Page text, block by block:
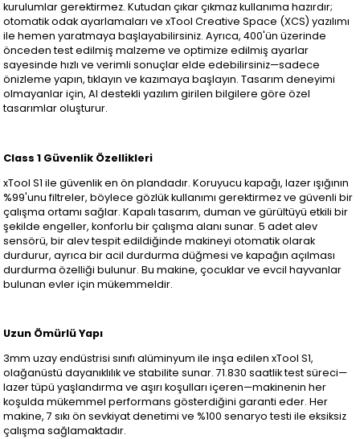
kurulumlar gerektirmez. Kutudan çıkar çıkmaz kullanıma hazırdır;
otomatik odak ayarlamaları ve xTool Creative Space (XCS) yazılımı
ile hemen yaratmaya başlayabilirsiniz. Ayrıca, 400'ün üzerinde
önceden test edilmiş malzeme ve optimize edilmiş ayarlar
sayesinde hızlı ve verimli sonuçlar elde edebilirsiniz—sadece
önizleme yapın, tıklayın ve kazımaya başlayın. Tasarım deneyimi
olmayanlar için, AI destekli yazılım girilen bilgilere göre özel
tasarımlar oluşturur.
Class 1 Güvenlik Özellikleri
xTool S1 ile güvenlik en ön plandadır. Koruyucu kapağı, lazer ışığının
%99'unu filtreler, böylece gözlük kullanımı gerektirmez ve güvenli bir
çalışma ortamı sağlar. Kapalı tasarım, duman ve gürültüyü etkili bir
şekilde engeller, konforlu bir çalışma alanı sunar. 5 adet alev
sensörü, bir alev tespit edildiğinde makineyi otomatik olarak
durdurur, ayrıca bir acil durdurma düğmesi ve kapağın açılması
durdurma özelliği bulunur. Bu makine, çocuklar ve evcil hayvanlar
bulunan evler için mükemmeldir.
Uzun Ömürlü Yapı
3mm uzay endüstrisi sınıfı alüminyum ile inşa edilen xTool S1,
olağanüstü dayanıklılık ve stabilite sunar. 71.830 saatlik test süreci—
lazer tüpü yaşlandırma ve aşırı koşulları içeren—makinenin her
koşulda mükemmel performans gösterdiğini garanti eder. Her
makine, 7 sıkı ön sevkiyat denetimi ve %100 senaryo testi ile eksiksiz
çalışma sağlamaktadır.